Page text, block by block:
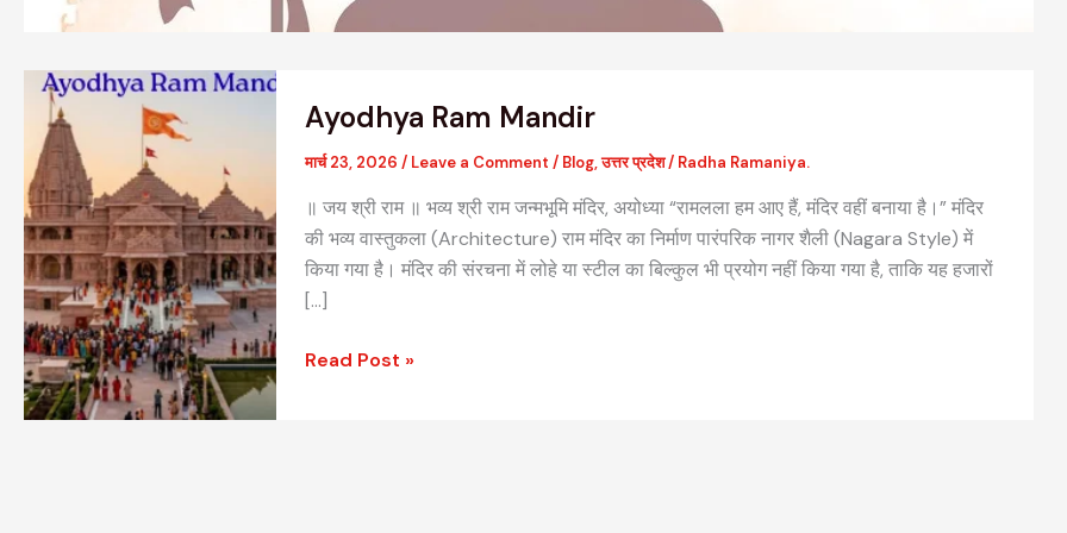
Ayodhya Ram Mandir
मार्च 23, 2026 / Leave a Comment / Blog,उत्तर प्रदेश/ Radha Ramaniya.
॥ जय श्री राम ॥ भव्य श्री राम जन्मभूमि मंदिर, अयोध्या “रामलला हम आए हैं, मंदिर वहीं बनाया है।” मंदिर
की भव्य वास्तुकला (Architecture) राम मंदिर का निर्माण पारंपरिक नागर शैली (Nagara Style) में
किया गया है। मंदिर की संरचना में लोहे या स्टील का बिल्कुल भी प्रयोग नहीं किया गया है, ताकि यह हजारों
[…]
Ram
Read Post »